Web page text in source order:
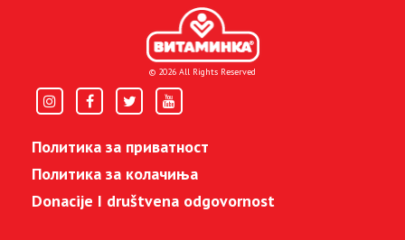
© 2026 All Rights Reserved
Политика за приватност
Политика за колачиња
Donacije I društvena odgovornost